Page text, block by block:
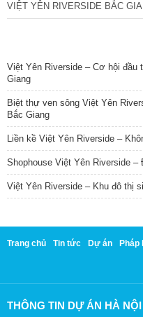
VIỆT YÊN RIVERSIDE BẮC
Việt Yên Riverside – Cơ hội đầu
Giang
Biệt thự ven sông Việt Yên
Bắc Giang
Liền kề Việt Yên Riverside –
Shophouse Việt Yên Riverside
Việt Yên Riverside – Khu đô thị
Trang chủ Tin tức Dự án Pháp
THÔNG TIN DỰ ÁN HÀ NỘI